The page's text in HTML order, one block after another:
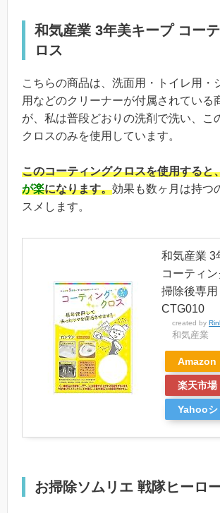
和気産業 3年美キープ コー
ロス
こちらの商品は、洗面用・トイレ用・
用などのクリーナーが付属されている
が、私は普段どおりの洗剤で洗い、こ
クロスのみを使用しています。
このコーティングクロスを使用すると
が楽になります。効果も数ヶ月は持つ
スメします。
和気産業 3
コーティ
掃除後専用
CTG010
created by
和気産業
Amazon
楽天市場
Yahooシ
お掃除ソムリエ 戦隊ヒーロ